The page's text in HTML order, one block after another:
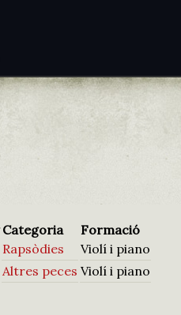
Categoria Formació
Rapsòdies Violí i piano
Altres peces Violí i piano